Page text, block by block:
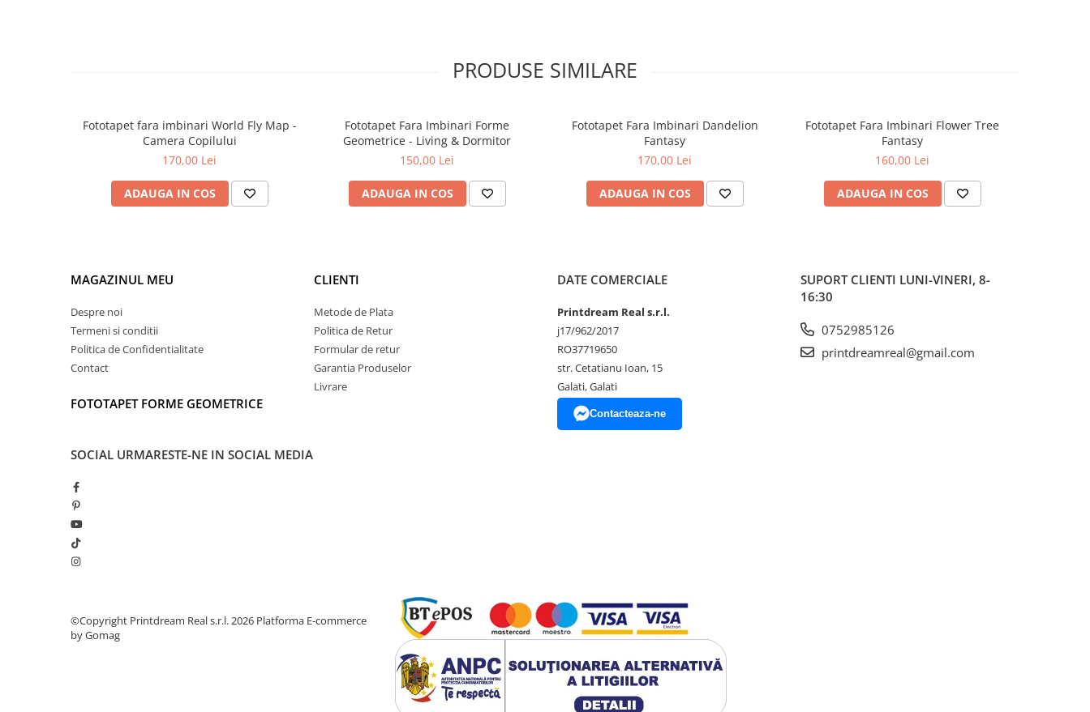
PRODUSE SIMILARE
Fototapet fara imbinari World Fly Map -
Camera Copilului
170,00 Lei
ADAUGA IN COS
Fototapet Fara Imbinari Forme
Geometrice - Living & Dormitor
150,00 Lei
ADAUGA IN COS
Fototapet Fara Imbinari Dandelion
Fantasy
170,00 Lei
ADAUGA IN COS
Fototapet Fara Imbinari Flower Tree
Fantasy
160,00 Lei
ADAUGA IN COS
MAGAZINUL MEU
Despre noi
Termeni si conditii
Politica de Confidentialitate
Contact
FOTOTAPET FORME GEOMETRICE
CLIENTI
Metode de Plata
Politica de Retur
Formular de retur
Garantia Produselor
Livrare
DATE COMERCIALE
Printdream Real s.r.l.
j17/962/2017
RO37719650
str. Cetatianu Ioan, 15
Galati, Galati
Contacteaza-ne
SUPORT CLIENTI LUNI-VINERI, 8-
16:30
0752985126
printdreamreal@gmail.com
SOCIAL URMARESTE-NE IN SOCIAL MEDIA
©Copyright Printdream Real s.r.l. 2026 Platforma E-commerce
by Gomag